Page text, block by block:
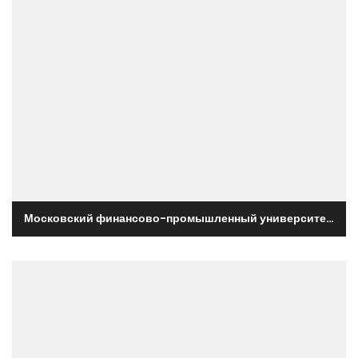
Московский финансово-промышленный университет "Синергия"